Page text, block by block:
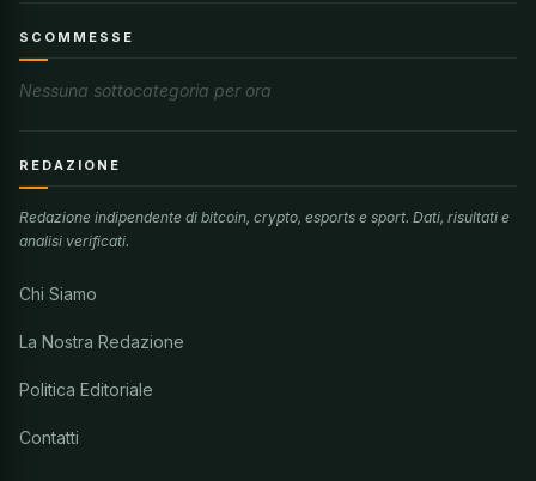
SCOMMESSE
Nessuna sottocategoria per ora
REDAZIONE
Redazione indipendente di bitcoin, crypto, esports e sport. Dati, risultati e
analisi verificati.
Chi Siamo
La Nostra Redazione
Politica Editoriale
Contatti